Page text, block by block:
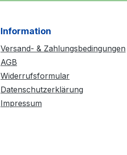
Information
Versand- & Zahlungsbedingungen
AGB
Widerrufsformular
Datenschutzerklärung
Impressum